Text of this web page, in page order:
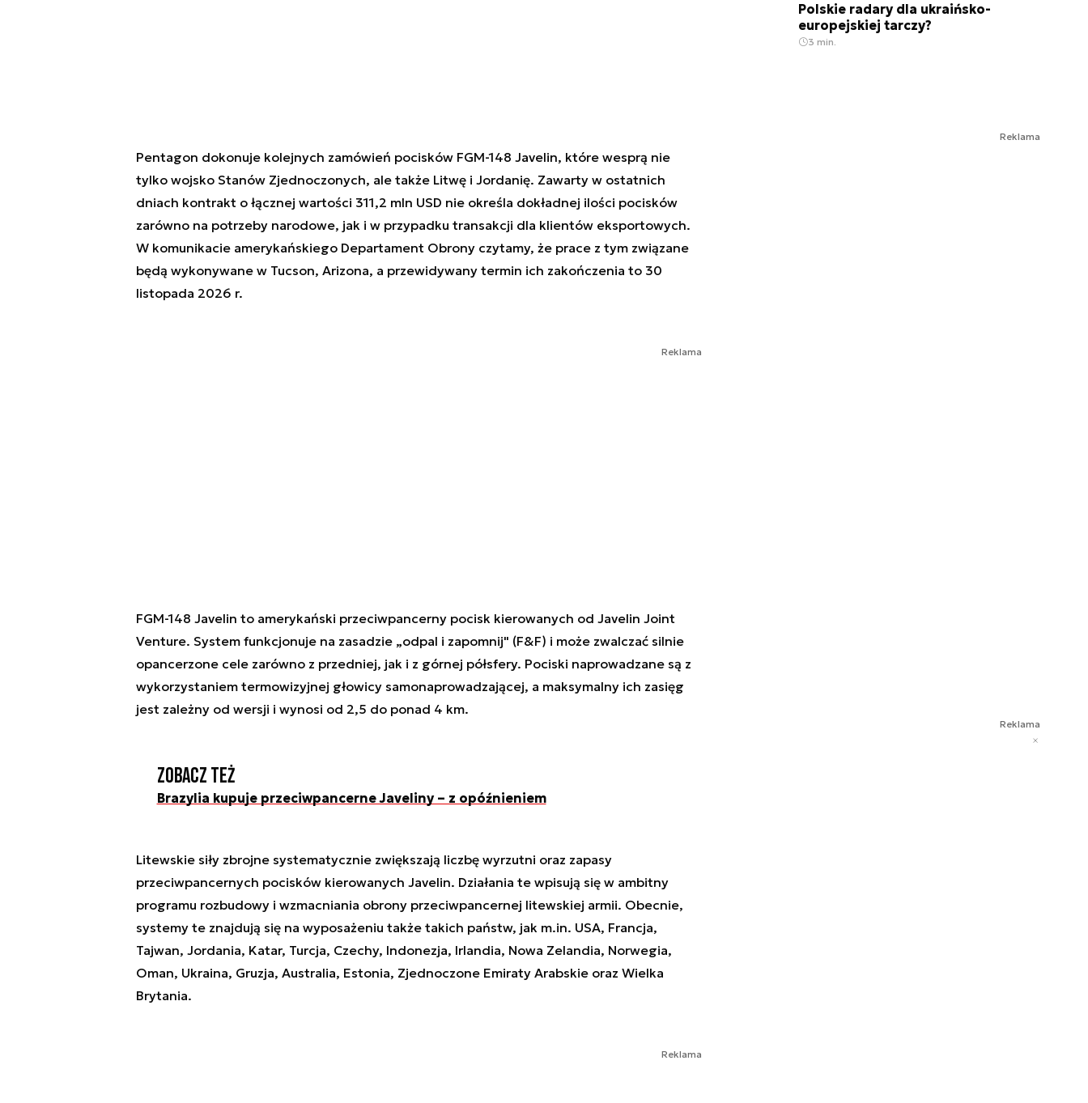
Pentagon dokonuje kolejnych zamówień pocisków FGM-148 Javelin, które wesprą nie
tylko wojsko Stanów Zjednoczonych, ale także Litwę i Jordanię. Zawarty w ostatnich
dniach kontrakt o łącznej wartości 311,2 mln USD nie określa dokładnej ilości pocisków
zarówno na potrzeby narodowe, jak i w przypadku transakcji dla klientów eksportowych.
W komunikacie amerykańskiego Departament Obrony czytamy, że prace z tym związane
będą wykonywane w Tucson, Arizona, a przewidywany termin ich zakończenia to 30
listopada 2026 r.
Reklama
FGM-148 Javelin to amerykański przeciwpancerny pocisk kierowanych od Javelin Joint
Venture. System funkcjonuje na zasadzie „odpal i zapomnij" (F&F) i może zwalczać silnie
opancerzone cele zarówno z przedniej, jak i z górnej półsfery. Pociski naprowadzane są z
wykorzystaniem termowizyjnej głowicy samonaprowadzającej, a maksymalny ich zasięg
jest zależny od wersji i wynosi od 2,5 do ponad 4 km.
Zobacz też
Brazylia kupuje przeciwpancerne Javeliny – z opóźnieniem
Litewskie siły zbrojne systematycznie zwiększają liczbę wyrzutni oraz zapasy
przeciwpancernych pocisków kierowanych Javelin. Działania te wpisują się w ambitny
programu rozbudowy i wzmacniania obrony przeciwpancernej litewskiej armii. Obecnie,
systemy te znajdują się na wyposażeniu także takich państw, jak m.in. USA, Francja,
Tajwan, Jordania, Katar, Turcja, Czechy, Indonezja, Irlandia, Nowa Zelandia, Norwegia,
Oman, Ukraina, Gruzja, Australia, Estonia, Zjednoczone Emiraty Arabskie oraz Wielka
Brytania.
Reklama
Polskie radary dla ukraińsko-
europejskiej tarczy?
3 min.
Reklama
Reklama